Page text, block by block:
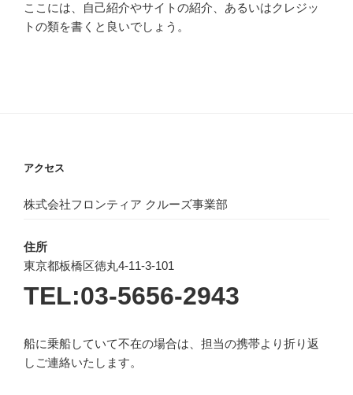
ここには、自己紹介やサイトの紹介、あるいはクレジッ
トの類を書くと良いでしょう。
アクセス
株式会社フロンティア クルーズ事業部
住所
東京都板橋区徳丸4-11-3-101
TEL:03-5656-2943
船に乗船していて不在の場合は、担当の携帯より折り返
しご連絡いたします。